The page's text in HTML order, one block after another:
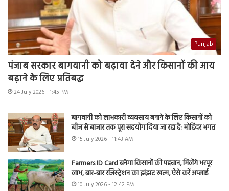
Punjab
पंजाब सरकार बागवानी को बढ़ावा देने और किसानों की आय
बढ़ाने के लिए प्रतिबद्ध
24 July 2026 - 1:45 PM
बागवानी को लाभकारी व्यवसाय बनाने के लिए किसानों को
बीज से बाजार तक पूरा सहयोग दिया जा रहा है: मोहिंदर भगत
15 July 2026 - 11:43 AM
Farmers ID Card बनेगा किसानों की पहचान, मिलेंगे भरपूर
लाभ, बार-बार रजिस्ट्रेशन का झंझट खत्म, ऐसे करें अप्लाई
10 July 2026 - 12:42 PM